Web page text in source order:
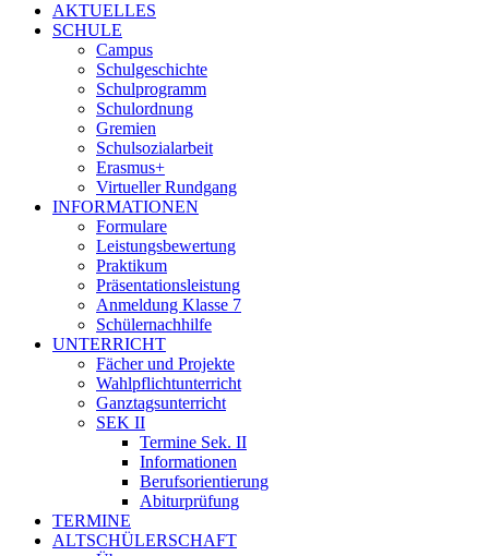
AKTUELLES
SCHULE
Campus
Schulgeschichte
Schulprogramm
Schulordnung
Gremien
Schulsozialarbeit
Erasmus+
Virtueller Rundgang
INFORMATIONEN
Formulare
Leistungsbewertung
Praktikum
Präsentationsleistung
Anmeldung Klasse 7
Schülernachhilfe
UNTERRICHT
Fächer und Projekte
Wahlpflichtunterricht
Ganztagsunterricht
SEK II
Termine Sek. II
Informationen
Berufsorientierung
Abiturprüfung
TERMINE
ALTSCHÜLERSCHAFT